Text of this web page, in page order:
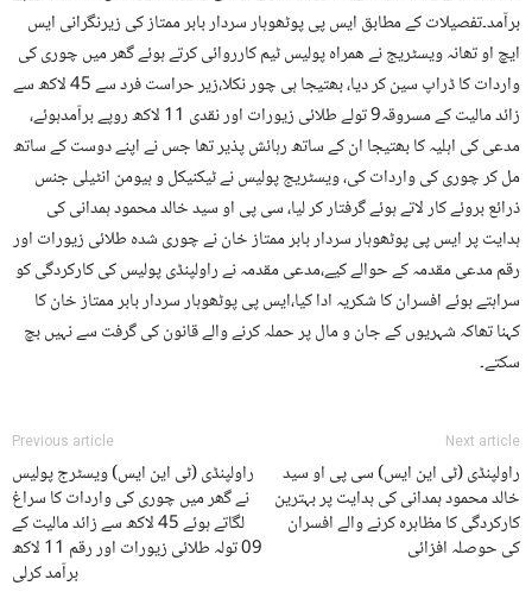
برآمد۔تفصیلات کے مطابق ایس پی پوٹھوہار سردار بابر ممتاز کی زیرنگرانی ایس
ایچ او تھانہ ویسٹریج نے ھمراہ پولیس ٹیم کارروائی کرتے ہوئے گھر میں چوری کی
واردات کا ڈراپ سین کر دیا، بھتیجا ہی چور نکلا،زیر حراست فرد سے 45 لاکھ سے
زائد مالیت کے مسروقہ9 تولے طلائی زیورات اور نقدی 11 لاکھ روپے برآمدہوئے،
مدعی کی اہلیہ کا بھتیجا ان کے ساتھ رہائش پذیر تھا جس نے اپنے دوست کے ساتھ
مل کر چوری کی واردات کی، ویسٹریج پولیس نے ٹیکنیکل و ہیومن انٹیلی جنس
ذرائع بروئے کار لاتے ہوئے گرفتار کر لیا، سی پی او سید خالد محمود ہمدانی کی
ہدایت پر ایس پی پوٹھوہار سردار بابر ممتاز خان نے چوری شدہ طلائی زیورات اور
رقم مدعی مقدمہ کے حوالے کیے،مدعی مقدمہ نے راولپنڈی پولیس کی کارکردگی کو
سراہتے ہوئے افسران کا شکریہ ادا کیا،ایس پی پوٹھوہار سردار بابر ممتاز خان کا
کہنا تھاکہ شہریوں کے جان و مال پر حملہ کرنے والے قانون کی گرفت سے نہیں بچ
سکتے۔
Previous article
راولپنڈی (ٹی این ایس) ویسٹرج پولیس
نے گھر میں چوری کی واردات کا سراغ
لگاتے ہوئے 45 لاکھ سے زائد مالیت کے
09 تولہ طلائی زیورات اور رقم 11 لاکھ
برآمد کرلی
Next article
راولپنڈی (ٹی این ایس) سی پی او سید
خالد محمود ہمدانی کی ہدایت پر بہترین
کارکردگی کا مظاہرہ کرنے والے افسران
کی حوصلہ افزائی